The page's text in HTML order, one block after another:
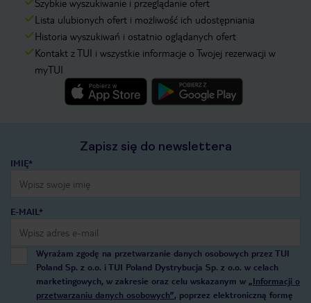
Szybkie wyszukiwanie i przeglądanie ofert
Lista ulubionych ofert i możliwość ich udostępniania
Historia wyszukiwań i ostatnio oglądanych ofert
Kontakt z TUI i wszystkie informacje o Twojej rezerwacji w
myTUI
Zapisz się do newslettera
IMIĘ*
E-MAIL*
Wyrażam zgodę na przetwarzanie danych osobowych przez TUI
Poland Sp. z o.o. i TUI Poland Dystrybucja Sp. z o.o. w celach
marketingowych, w zakresie oraz celu wskazanym w „Informacji o
przetwarzaniu danych osobowych”, poprzez elektroniczną formę